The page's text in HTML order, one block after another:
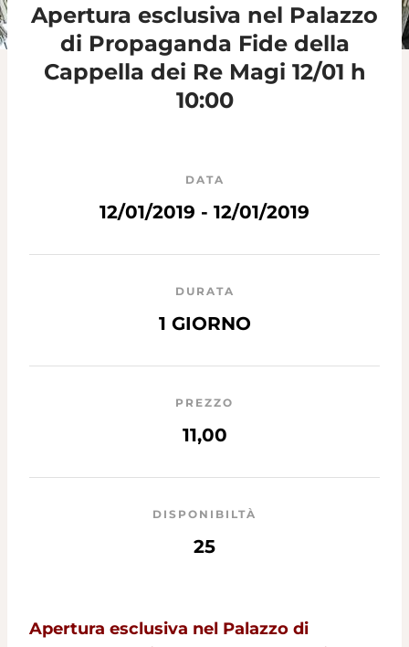
Apertura esclusiva nel Palazzo
di Propaganda Fide della
Cappella dei Re Magi 12/01 h
10:00
DATA
12/01/2019 - 12/01/2019
DURATA
1 GIORNO
PREZZO
11,00
DISPONIBILTÀ
25
Apertura esclusiva nel Palazzo di